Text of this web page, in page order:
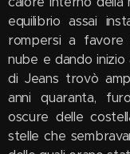
equilibrio assai
rompersi a favore
nube e dando inizio
di Jeans trovò
anni quaranta,
oscure delle
stelle che